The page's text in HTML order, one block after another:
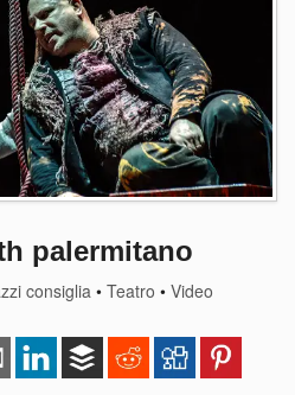
palermitano
consiglia •Teatro •Video